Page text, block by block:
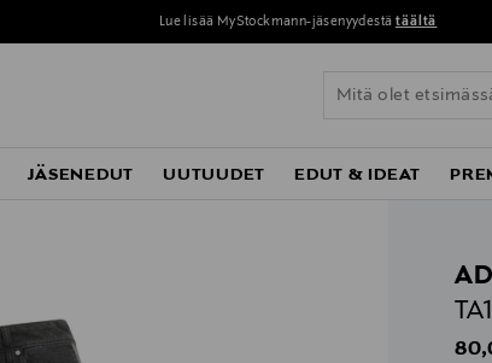
Lue lisää MyStockmann-jäsenyydestä täältä
JÄSENEDUT UUTUUDET EDUT & IDEAT